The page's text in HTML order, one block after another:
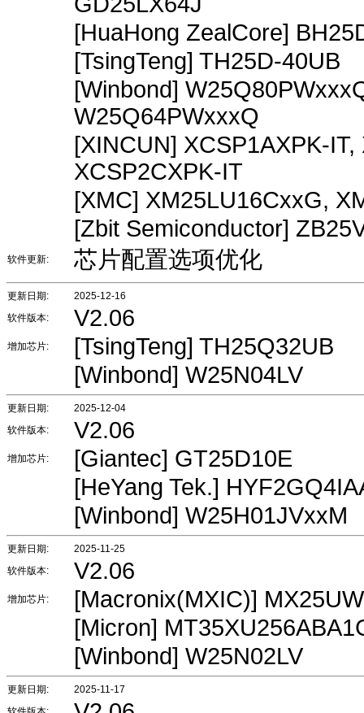
[HuaHong ZealCore]
[TsingTeng] TH25D-40UB
[Winbond]
W25Q64PWxxxQ
[XINCUN] XCSP1AXPK-
XCSP2CXPK-IT
[XMC] XM25LU16CxxG,
[Zbit Semiconductor]
软件更新: 芯片配置选项优化
更新日期:
2025-12-16
软件版本:
V2.06
增加芯片:
[TsingTeng] TH25Q32UB
[Winbond] W25N04LV
更新日期:
2025-12-04
软件版本:
V2.06
增加芯片:
[Giantec] GT25D10E
[HeYang Tek.]
[Winbond] W25H01JVxxM
更新日期:
2025-11-25
软件版本:
V2.06
增加芯片:
[Macronix(MXIC)]
[Micron]
[Winbond] W25N02LV
更新日期:
2025-11-17